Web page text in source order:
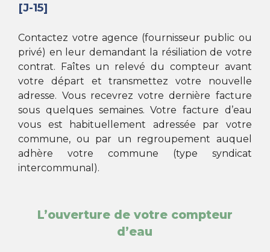
[J-15]
Contactez votre agence (fournisseur public ou
privé) en leur demandant la résiliation de votre
contrat. Faîtes un relevé du compteur avant
votre départ et transmettez votre nouvelle
adresse. Vous recevrez votre dernière facture
sous quelques semaines. Votre facture d’eau
vous est habituellement adressée par votre
commune, ou par un regroupement auquel
adhère votre commune (type syndicat
intercommunal).
L’ouverture de votre compteur
d’eau